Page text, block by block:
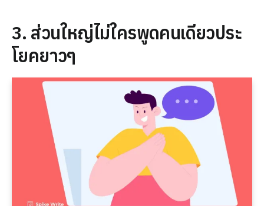
3. ส่วนใหญ่ไม่ใครพูดคนเดียวประ
โยคยาวๆ